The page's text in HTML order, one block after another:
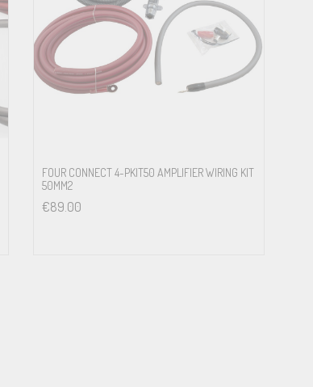
FOUR CONNECT 4-PKIT50 AMPLIFIER WIRING KIT
50MM2
€89.00